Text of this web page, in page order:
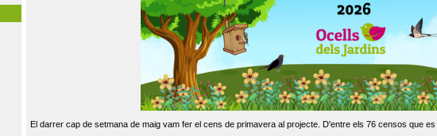
El darrer cap de setmana de maig vam fer el cens de primavera al projecte. D'entre els 76 censos que